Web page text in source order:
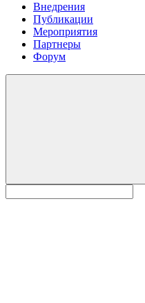
Внедрения
Публикации
Мероприятия
Партнеры
Форум